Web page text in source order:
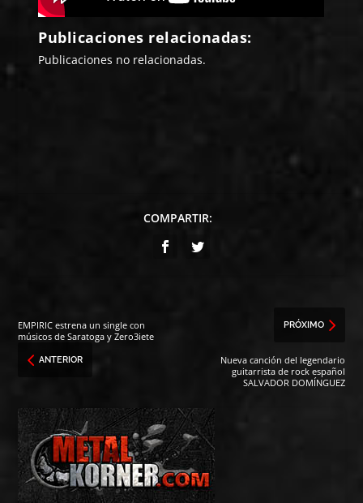
Publicaciones relacionadas:
Publicaciones no relacionadas.
COMPARTIR:
EMPIRIC estrena un single con
músicos de Saratoga y Zero3iete
ANTERIOR
PRÓXIMO
Nueva canción del legendario
guitarrista de rock español
SALVADOR DOMÍNGUEZ